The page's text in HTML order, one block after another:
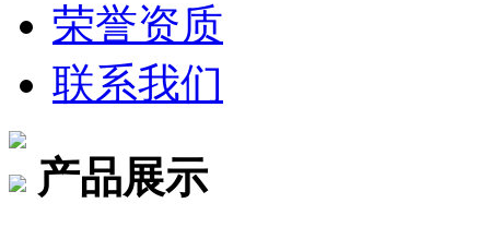
荣誉资质
联系我们
产品展示